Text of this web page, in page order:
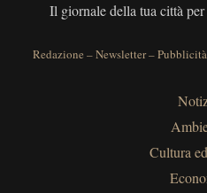
Il giornale della tua città per
Redazione –Newsletter–Pubblicità
Cultura